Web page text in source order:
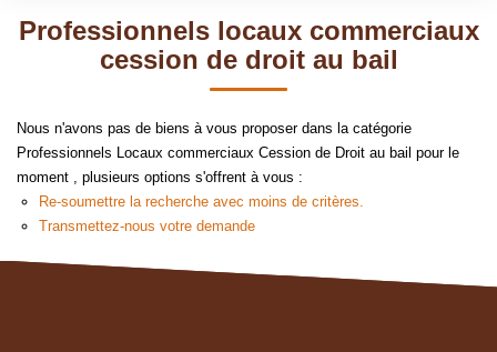
ESTIMER
NOTRE AGENCE
Qui Sommes Nous
Notre Équipe
Nous Rejoindre
Nos Actualités
Type de bien
Budget max Plus de critères
Professionnels locaux commerciaux
cession de droit au bail
Nous n'avons pas de biens à vous proposer dans la catégorie
Professionnels Locaux commerciaux Cession de Droit au bail pour le
moment , plusieurs options s'offrent à vous :
Re-soumettre la recherche avec moins de critères.
Transmettez-nous votre demande